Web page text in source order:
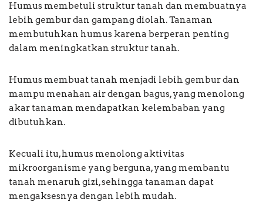
Humus membetuli struktur tanah dan membuatnya
lebih gembur dan gampang diolah. Tanaman
membutuhkan humus karena berperan penting
dalam meningkatkan struktur tanah.
Humus membuat tanah menjadi lebih gembur dan
mampu menahan air dengan bagus, yang menolong
akar tanaman mendapatkan kelembaban yang
dibutuhkan.
Kecuali itu, humus menolong aktivitas
mikroorganisme yang berguna, yang membantu
tanah menaruh gizi, sehingga tanaman dapat
mengaksesnya dengan lebih mudah.